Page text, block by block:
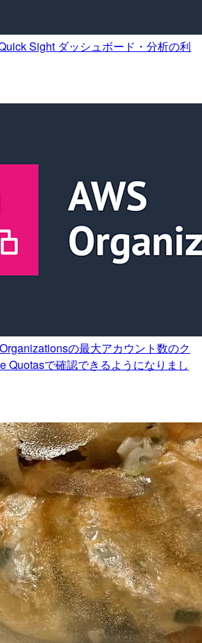
Sight ダッシュボード・分析の利
の最大アカウント数のク
Quotasで確認できるようになりまし